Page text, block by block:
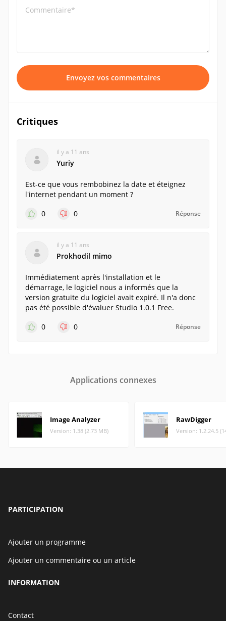
Commentaire*
Envoyez vos commentaires
Critiques
il y a 11 ans
Yuriy
Est-ce que vous rembobinez la date et éteignez
l'internet pendant un moment ?
0
0 Réponse
il y a 11 ans
Prokhodil mimo
Immédiatement après l'installation et le
démarrage, le logiciel nous a informés que la
version gratuite du logiciel avait expiré. Il n'a donc
pas été possible d'évaluer Studio 1.0.1 Free.
0
0 Réponse
Applications connexes
Image Analyzer
Version: 1.38 (2.73 MB)
RawDigger
Version: 1.2.24.5
PARTICIPATION
Ajouter un programme
Ajouter un commentaire ou un article
INFORMATION
Contact